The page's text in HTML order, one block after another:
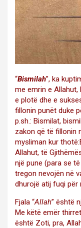
“Bismilah”, ka
me emrin e Allahut,
e plotë dhe e
fillonin punët duke
p.sh.: Bismilat,
zakon që të fillonin
mysliman kur
Allahut, të
një pune (para se
tregon nevojën në
dhurojë atij fuqi për
Fjala “Allah” është
Me këtë emër
është Zoti, pra,